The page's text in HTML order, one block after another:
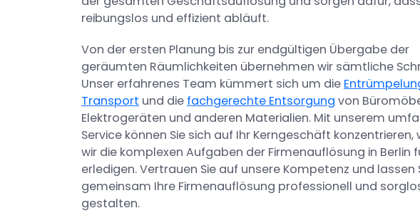
reibungslos und effizient abläuft.
Von der ersten Planung bis zur endgültigen Übergabe der
geräumten Räumlichkeiten übernehmen wir sämtliche
Unser erfahrenes Team kümmert sich um die
Transport und die fachgerechte Entsorgung von
Elektrogeräten und anderen Materialien. Mit unserem
Service können Sie sich auf Ihr Kerngeschäft konzentrieren,
wir die komplexen Aufgaben der Firmenauflösung in Berlin
erledigen. Vertrauen Sie auf unsere Kompetenz und lassen
gemeinsam Ihre Firmenauflösung professionell und
gestalten.